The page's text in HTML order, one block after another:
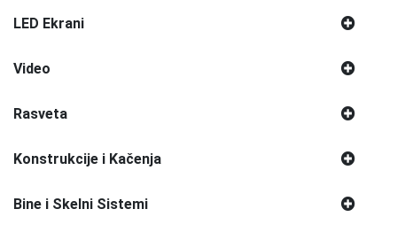
LED Ekrani
Video
Rasveta
Konstrukcije i Kačenja
Bine i Skelni Sistemi